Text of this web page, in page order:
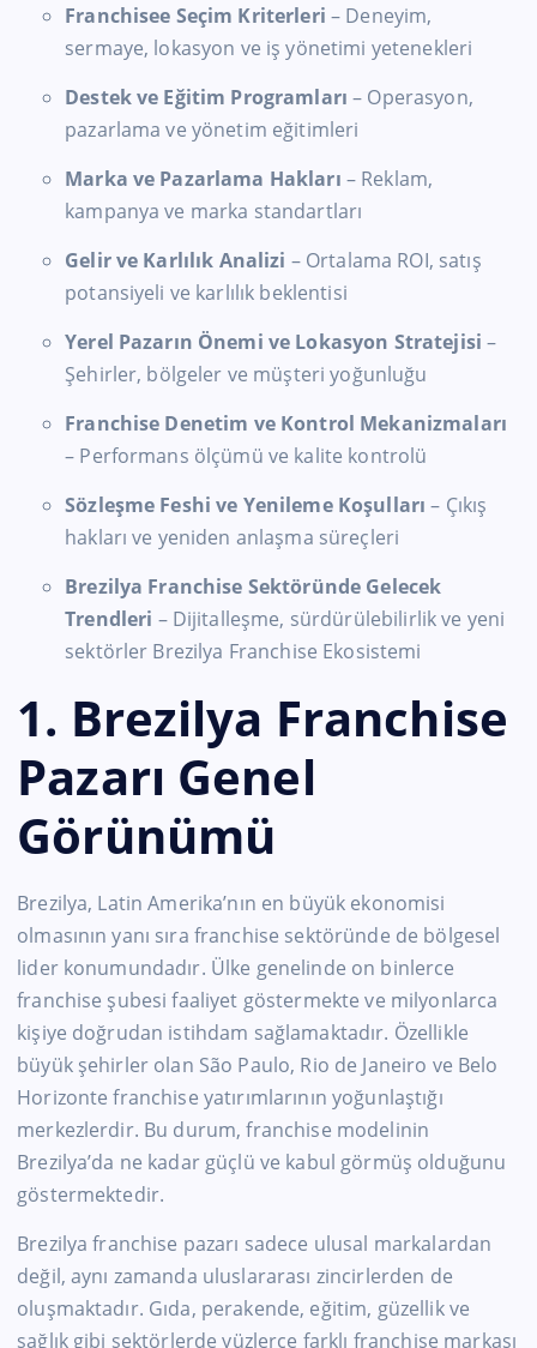
Franchisee Seçim Kriterleri – Deneyim,
sermaye, lokasyon ve iş yönetimi yetenekleri
Destek ve Eğitim Programları – Operasyon,
pazarlama ve yönetim eğitimleri
Marka ve Pazarlama Hakları – Reklam,
kampanya ve marka standartları
Gelir ve Karlılık Analizi – Ortalama ROI, satış
potansiyeli ve karlılık beklentisi
Yerel Pazarın Önemi ve Lokasyon Stratejisi –
Şehirler, bölgeler ve müşteri yoğunluğu
Franchise Denetim ve Kontrol Mekanizmaları
– Performans ölçümü ve kalite kontrolü
Sözleşme Feshi ve Yenileme Koşulları – Çıkış
hakları ve yeniden anlaşma süreçleri
Brezilya Franchise Sektöründe Gelecek
Trendleri – Dijitalleşme, sürdürülebilirlik ve yeni
sektörler Brezilya Franchise Ekosistemi
1. Brezilya Franchise
Pazarı Genel
Görünümü
Brezilya, Latin Amerika’nın en büyük ekonomisi
olmasının yanı sıra franchise sektöründe de bölgesel
lider konumundadır. Ülke genelinde on binlerce
franchise şubesi faaliyet göstermekte ve milyonlarca
kişiye doğrudan istihdam sağlamaktadır. Özellikle
büyük şehirler olan São Paulo, Rio de Janeiro ve Belo
Horizonte franchise yatırımlarının yoğunlaştığı
merkezlerdir. Bu durum, franchise modelinin
Brezilya’da ne kadar güçlü ve kabul görmüş olduğunu
göstermektedir.
Brezilya franchise pazarı sadece ulusal markalardan
değil, aynı zamanda uluslararası zincirlerden de
oluşmaktadır. Gıda, perakende, eğitim, güzellik ve
sağlık gibi sektörlerde yüzlerce farklı franchise markası